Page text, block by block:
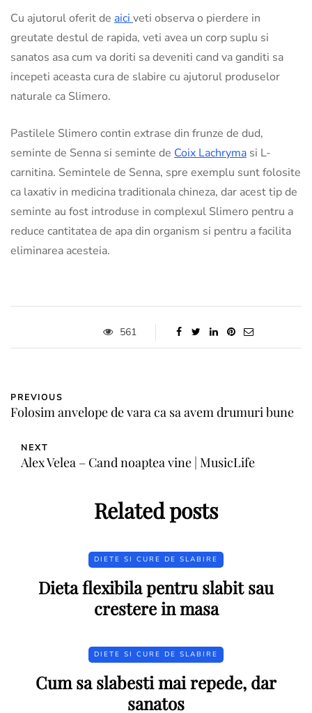
Cu ajutorul oferit de aici veti observa o pierdere in
greutate destul de rapida, veti avea un corp suplu si
sanatos asa cum va doriti sa deveniti cand va ganditi sa
incepeti aceasta cura de slabire cu ajutorul produselor
naturale ca Slimero.
Pastilele Slimero contin extrase din frunze de dud,
seminte de Senna si seminte de Coix Lachryma si L-
carnitina. Semintele de Senna, spre exemplu sunt folosite
ca laxativ in medicina traditionala chineza, dar acest tip de
seminte au fost introduse in complexul Slimero pentru a
reduce cantitatea de apa din organism si pentru a facilita
eliminarea acesteia.
561
PREVIOUS
Folosim anvelope de vara ca sa avem drumuri bune
NEXT
Alex Velea – Cand noaptea vine | MusicLife
Related posts
DIETE SI CURE DE SLABIRE
Dieta flexibila pentru slabit sau
crestere in masa
DIETE SI CURE DE SLABIRE
Cum sa slabesti mai repede, dar
sanatos